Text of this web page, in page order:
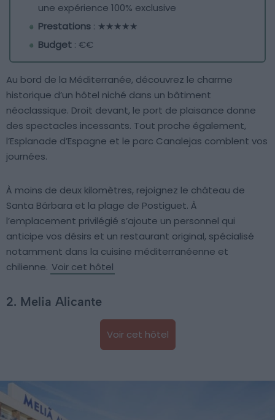
une expérience 100% exclusive
Prestations : ★★★★★
Budget : €€
Au bord de la Méditerranée, découvrez le charme
historique d’un hôtel niché dans un bâtiment
néoclassique. Droit devant, le port de plaisance donne
des spectacles incessants. Tout proche également,
l’Esplanade d’Espagne et le parc Canalejas comblent vos
journées.
À moins de deux kilomètres, rejoignez le château de
Santa Bárbara et la plage de Postiguet. À
l’emplacement privilégié s’ajoute un personnel qui
anticipe vos désirs et un restaurant original, spécialisé
notamment dans la cuisine méditerranéenne et
chilienne. Voir cet hôtel
2. Melia Alicante
Voir cet hôtel